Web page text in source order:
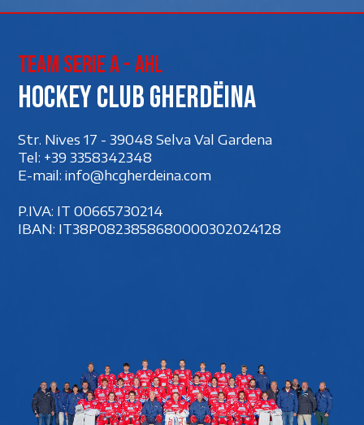
Team Serie A - AHL
Hockey club Gherdëina
Str. Nives 17 - 39048 Selva Val Gardena
Tel: +39 3358342348
E-mail: info@hcgherdeina.com
P.IVA: IT 00‍665730214
IBAN: IT38P0823858680000302024128